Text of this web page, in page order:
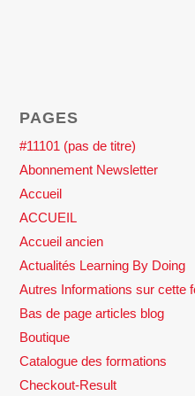
PAGES
#11101 (pas de titre)
Abonnement Newsletter
Accueil
ACCUEIL
Accueil ancien
Actualités Learning By Doing
Autres Informations sur cette
Bas de page articles blog
Boutique
Catalogue des formations
Checkout-Result